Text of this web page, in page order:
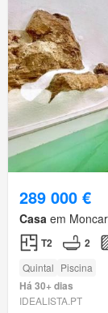
289 000 €
Casa em
T2 2
Quintal Piscina
Há 30+ dias
IDEALISTA.PT